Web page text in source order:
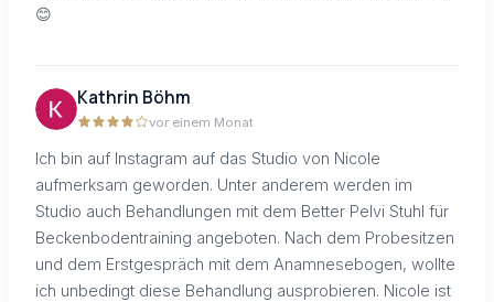
😊
Kathrin Böhm
vor einem Monat
Ich bin auf Instagram auf das Studio von Nicole
aufmerksam geworden. Unter anderem werden im
Studio auch Behandlungen mit dem Better Pelvi Stuhl für
Beckenbodentraining angeboten. Nach dem Probesitzen
und dem Erstgespräch mit dem Anamnesebogen, wollte
ich unbedingt diese Behandlung ausprobieren. Nicole ist